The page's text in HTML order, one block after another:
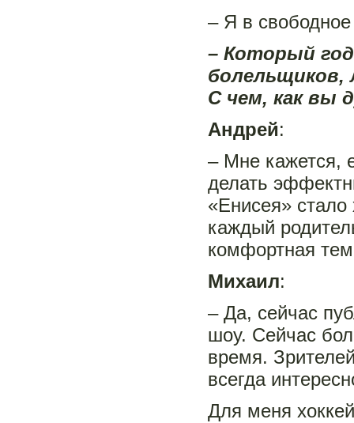
– Я в
– Который год
болельщиков,
С чем, как вы
Андрей:
– Мне кажется,
делать
«Енисея»
каждый
комфортная
Михаил:
– Да, сейчас
шоу. Сейчас
время.
всегда
Для меня